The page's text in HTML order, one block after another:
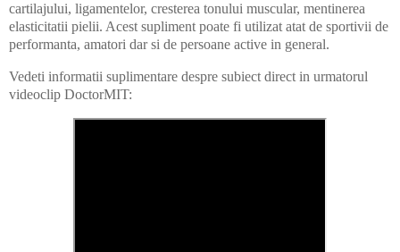
cartilajului, ligamentelor, cresterea tonului muscular, mentinerea
elasticitatii pielii. Acest supliment poate fi utilizat atat de sportivii de
performanta, amatori dar si de persoane active in general.
Vedeti informatii suplimentare despre subiect direct in urmatorul
videoclip DoctorMIT: